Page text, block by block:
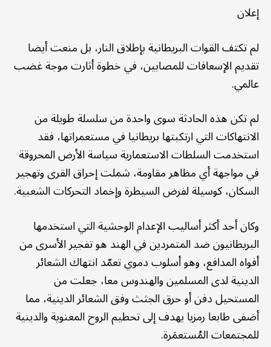
إعلان
لم تكتف القوات البريطانية بإطلاق النار، بل منعت أيضا
تقديم الإسعافات للمصابين، في خطوة أثارت موجة غضب
عالمي.
لم تكن هذه الحادثة سوى واحدة من سلسلة طويلة من
الانتهاكات التي ارتكبتها بريطانيا في مستعمراتها، فقد
استخدمت السلطات الاستعمارية سياسة الأرض المحروقة
في مواجهة أي مظاهر مقاومة، شملت إحراق القرى وتهجير
السكان، كوسيلة لفرض السيطرة وإخماد التحركات الشعبية.
وكان أحد أكثر أساليب الإعدام الوحشية التي استخدمها
البريطانيون ضد المتمردين في الهند هو تفجير الأسرى من
أفواه المدافع، وهو أسلوب دموي تعمّد انتهاك الشعائر
الدينية لدى المسلمين والهندوس معا، جعلت من
المستحيل دفن أو حرق الجثث وفق الشعائر الدينية، مما
أضفى طابعا رمزيا يهدف إلى تحطيم الروح المعنوية والدينية
للمجتمعات المُستعمَرة.